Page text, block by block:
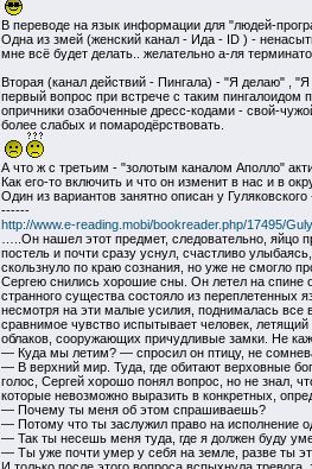
В переводе на язык информации для "людей-
Одна из змей (женский канал - Ида - ID ) -
мне всё будет делать.. желательно а-ля
Вторая (канал действий - Пингала) - "Я делаю" ,
первый вопрос при встрече с таким пингалоидом
опричники озабоченные дресс-кодами - свой-
более слабых и помародёрствовать.
А что ж с третьим - "золотым каналом Аполло"
Как его-то включить и что он изменит в нас и в
Один из вариантов занятно описан у
------
http://www.e-reading.mobi/bookreader.php/17495/
…..Он нашел этот предмет, следовательно, яйцо
постель и почти сразу уснул, счастливо
скользнуло по краю сознания, но уже не смогло
Сергею снились хорошие сны. Он летел на спине
странного существа состояло из
несмотря на эти малые усилия, поднималась
сравнимое чувство испытывает человек,
облаков, сооружающих причудливые замки. Не
— Куда мы летим? — спросил он птицу, не
— В верхний мир. Туда, где обитают верховные
голос, Сергей хорошо понял вопрос, но не знал,
которые невозможно выразить в конкретных,
— Почему ты меня об этом спрашиваешь?
— Потому что ты заслужил право на исполнение
— Так ты несешь меня туда, где я должен буду
— Ты уже почти умер у себя на земле, разве ты